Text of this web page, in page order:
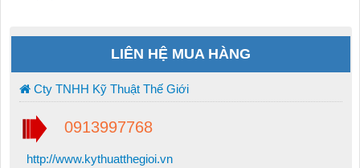
LIÊN HỆ MUA HÀNG
Cty TNHH Kỹ Thuật Thế Giới
0913997768
http://www.kythuatthegioi.vn